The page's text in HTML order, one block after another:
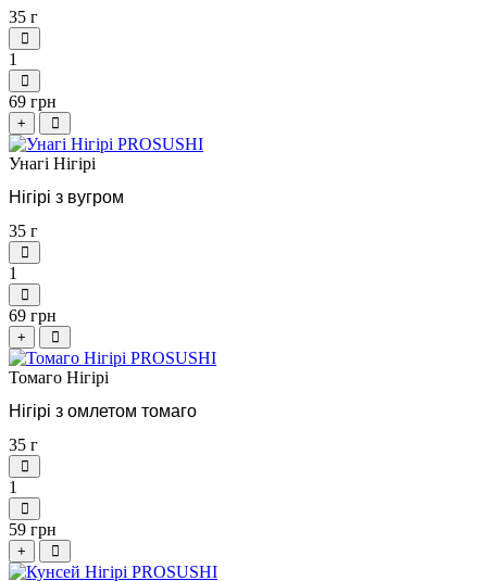
35 г
1
69 грн
+
Унагі Нігірі
Нігірі з вугром
35 г
1
69 грн
+
Томаго Нігірі
Нігірі з омлетом томаго
35 г
1
59 грн
+